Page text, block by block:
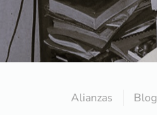
Alianzas Blog